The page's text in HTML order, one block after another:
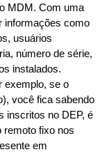
MDM. Com uma
informações como
usuários
número de série,
instalados.
exemplo, se o
você fica sabendo
inscritos no DEP, é
remoto fixo nos
em